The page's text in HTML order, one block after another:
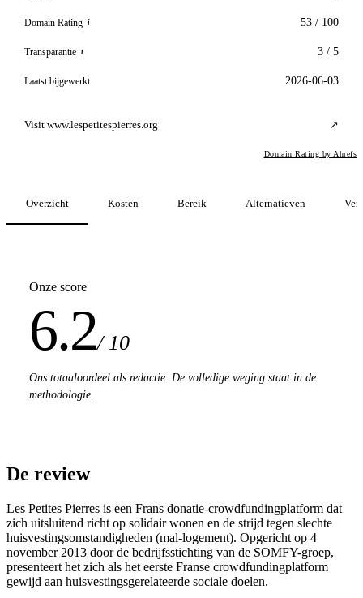
Domain Rating i 53 / 100
Transparantie i 3 / 5
Laatst bijgewerkt 2026-06-03
Visit www.lespetitespierres.org ↗
Domain Rating by Ahrefs
Overzicht Kosten Bereik Alternatieven
Onze score
6.2/ 10
Ons totaaloordeel als redactie. De volledige weging staat in de
methodologie.
De review
Les Petites Pierres is een Frans donatie-crowdfundingplatform dat
zich uitsluitend richt op solidair wonen en de strijd tegen slechte
huisvestingsomstandigheden (mal-logement). Opgericht op 4
november 2013 door de bedrijfsstichting van de SOMFY-groep,
presenteert het zich als het eerste Franse crowdfundingplatform
gewijd aan huisvestingsgerelateerde sociale doelen.